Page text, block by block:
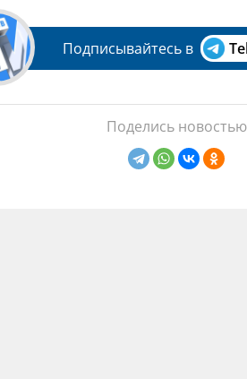
Подписывайтесь в
Поделись новостью